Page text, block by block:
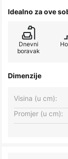
Idealno za ove
Dnevni
boravak
Dimenzije
Visina (u cm):
Promjer (u cm):